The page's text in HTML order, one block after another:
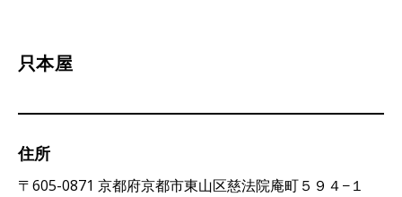
只本屋
住所
〒605-0871 京都府京都市東山区慈法院庵町５９４−１